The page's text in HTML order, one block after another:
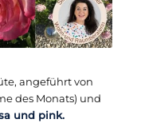
angeführt von
des Monats) und
und pink.